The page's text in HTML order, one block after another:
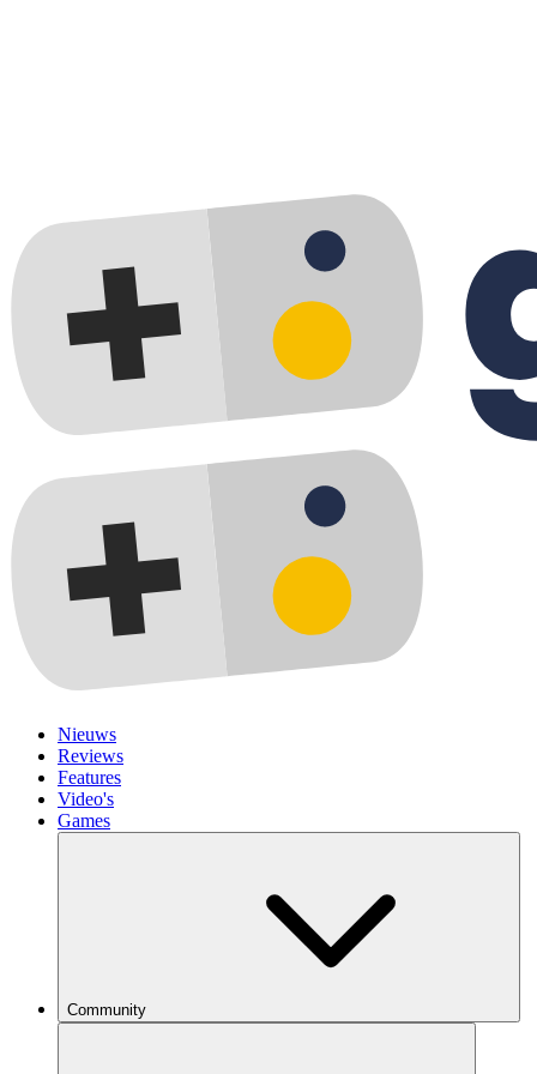
Nieuws
Reviews
Features
Video's
Games
Community